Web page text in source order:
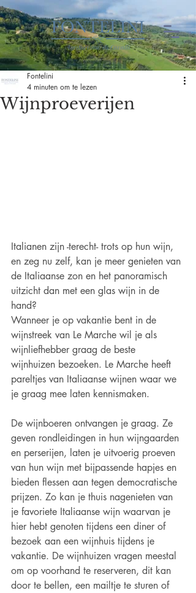
Wijnproeverijen
Fontelini
4 minuten om te lezen
Italianen zijn -terecht- trots op hun wijn,
en zeg nu zelf, kan je meer genieten van
de Italiaanse zon en het panoramisch
uitzicht dan met een glas wijn in de
hand?
Wanneer je op vakantie bent in de
wijnstreek van Le Marche wil je als
wijnliefhebber graag de beste
wijnhuizen bezoeken. Le Marche heeft
pareltjes van Italiaanse wijnen waar we
je graag mee laten kennismaken.
De wijnboeren ontvangen je graag. Ze
geven rondleidingen in hun wijngaarden
en perserijen, laten je uitvoerig proeven
van hun wijn met bijpassende hapjes en
bieden flessen aan tegen democratische
prijzen. Zo kan je thuis nagenieten van
je favoriete Italiaanse wijn waarvan je
hier hebt genoten tijdens een diner of
bezoek aan een wijnhuis tijdens je
vakantie. De wijnhuizen vragen meestal
om op voorhand te reserveren, dit kan
door te bellen, een mailtje te sturen of